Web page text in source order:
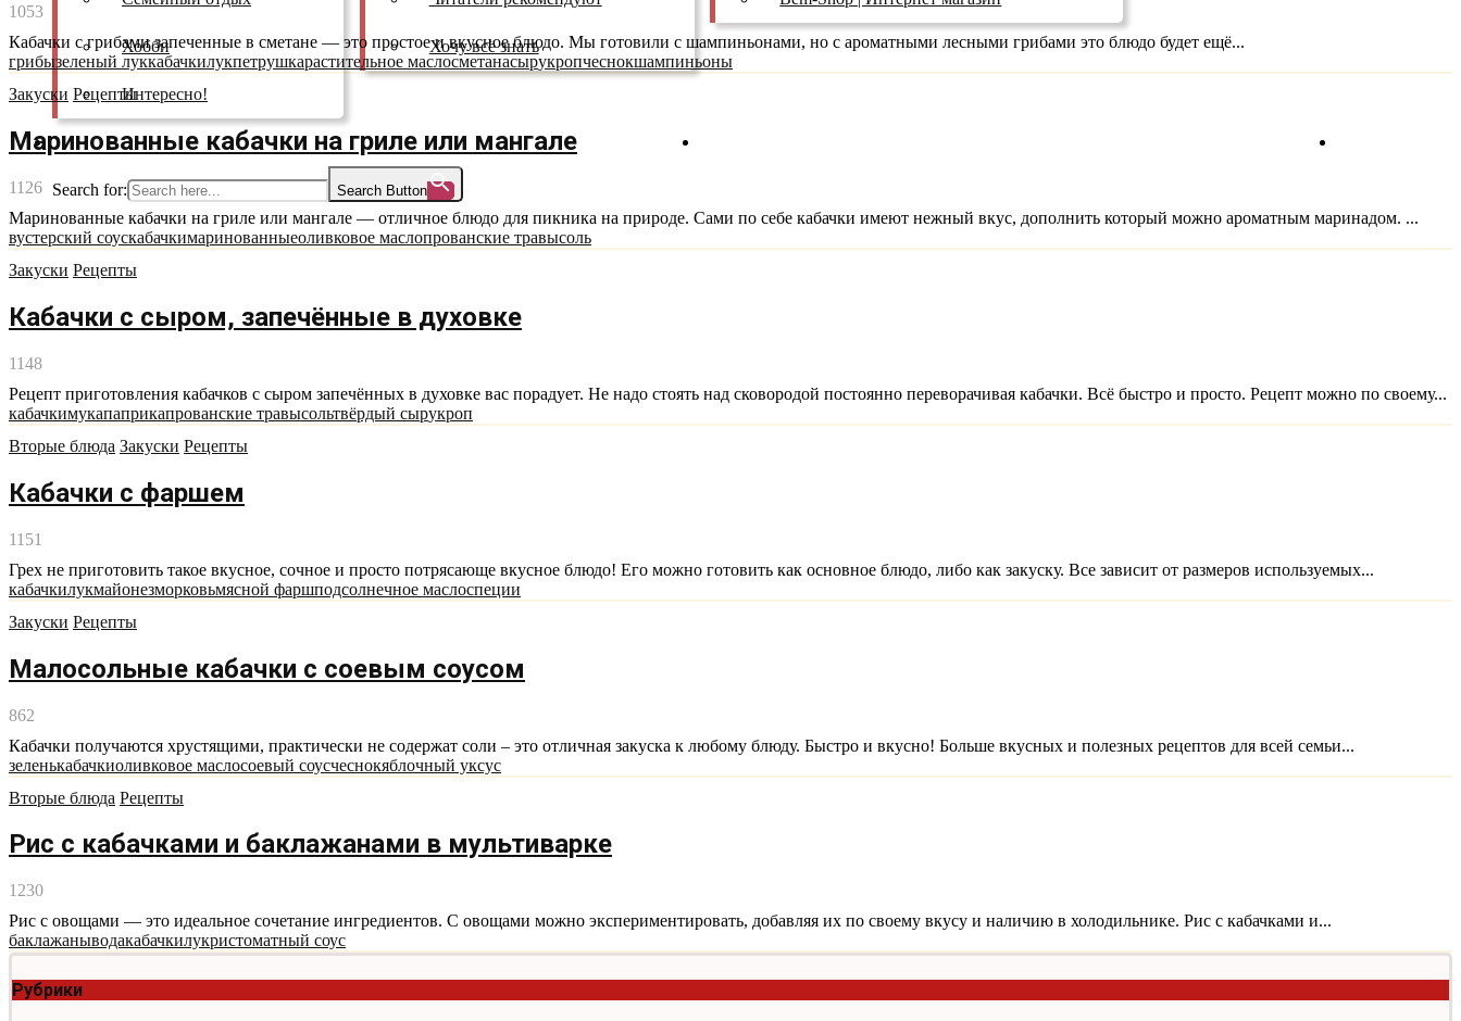
Хобби
Интересно!
Хочу всё знать
Как смотреть
Search for: Search Button
1053
Кабачки с грибами запеченные в сметане — это простое и вкусное блюдо. Мы готовили с шампиньонами, но с ароматными лесными грибами это блюдо будет ещё...
грибызеленый луккабачкилукпетрушкарастительное маслосметанасырукропчеснокшампиньоны
Закуски Рецепты
Маринованные кабачки на гриле или мангале
1126
Маринованные кабачки на гриле или мангале — отличное блюдо для пикника на природе. Сами по себе кабачки имеют нежный вкус, дополнить который можно ароматным маринадом. ...
вустерский соускабачкимаринованныеоливковое маслопрованские травысоль
Закуски Рецепты
Кабачки с сыром, запечённые в духовке
1148
Рецепт приготовления кабачков с сыром запечённых в духовке вас порадует. Не надо стоять над сковородой постоянно переворачивая кабачки. Всё быстро и просто. Рецепт можно по своему...
кабачкимукапаприкапрованские травысольтвёрдый сырукроп
Вторые блюда Закуски Рецепты
Кабачки с фаршем
1151
Грех не приготовить такое вкусное, сочное и просто потрясающе вкусное блюдо! Его можно готовить как основное блюдо, либо как закуску. Все зависит от размеров используемых...
кабачкилукмайонезморковьмясной фаршподсолнечное маслоспеции
Закуски Рецепты
Малосольные кабачки с соевым соусом
862
Кабачки получаются хрустящими, практически не содержат соли – это отличная закуска к любому блюду. Быстро и вкусно! Больше вкусных и полезных рецептов для всей семьи...
зеленькабачкиоливковое маслосоевый соусчеснокяблочный уксус
Вторые блюда Рецепты
Рис с кабачками и баклажанами в мультиварке
1230
Рис с овощами — это идеальное сочетание ингредиентов. С овощами можно экспериментировать, добавляя их по своему вкусу и наличию в холодильнике. Рис с кабачками и...
баклажаныводакабачкилукристоматный соус
Рубрики